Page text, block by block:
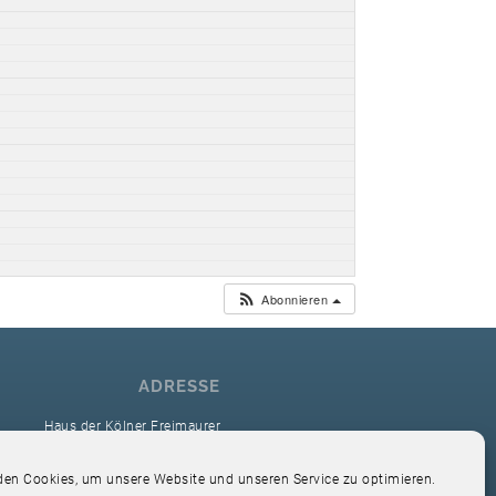
Cookies, um unsere Website und unseren Service zu optimieren.
Abonnieren
ADRESSE
Haus der Kölner Freimaurer
Hardefuststr. 9